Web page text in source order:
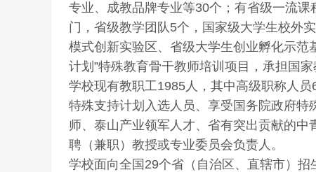
专业、成教品牌专业等30个；有省级一流
门，省级教学团队5个，国家级大学生校外
模式创新实验区、省级大学生创业孵化示范
计划”特殊教育骨干教师培训项目，承担国
学校现有教职工1985人，其中高级职称人
特殊支持计划入选人员、享受国务院政府
师、泰山产业领军人才、省有突出贡献的
聘（兼职）教授或专业委员会负责人。
学校面向全国29个省（自治区、直辖市）